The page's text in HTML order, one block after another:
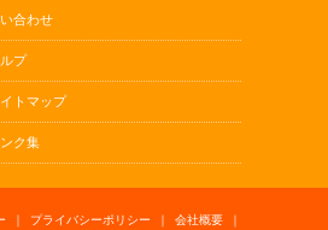
合わせ
プ
トマップ
ク集
｜ プライバシーポリシー ｜ 会社概要 ｜